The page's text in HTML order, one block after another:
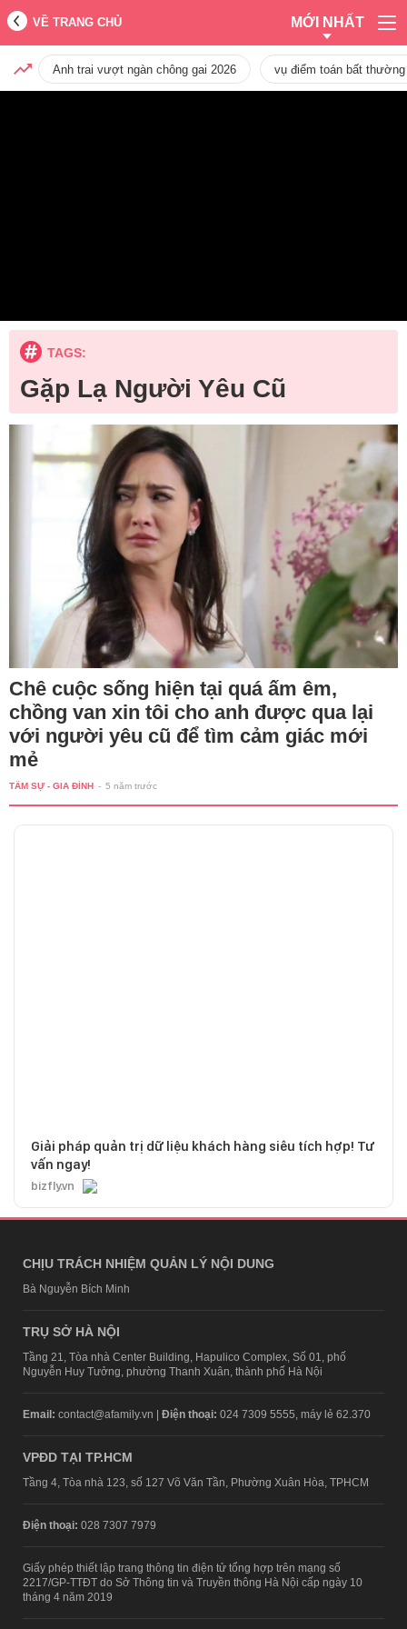
VỀ TRANG CHỦ MỚI NHẤT
Anh trai vượt ngàn chông gai 2026 vụ điểm toán bất
TAGS:
Gặp Lạ Người Yêu Cũ
Chê cuộc sống hiện tại quá ấm êm,
chồng van xin tôi cho anh được qua lại
với người yêu cũ để tìm cảm giác mới
mẻ
TÂM SỰ - GIA ĐÌNH - 5 năm trước
Giải pháp quản trị dữ liệu khách hàng siêu tích hợp! Tư
vấn ngay!
bizfly.vn
CHỊU TRÁCH NHIỆM QUẢN LÝ NỘI DUNG
Bà Nguyễn Bích Minh
TRỤ SỞ HÀ NỘI
Tầng 21, Tòa nhà Center Building, Hapulico Complex, Số 01, phố
Nguyễn Huy Tưởng, phường Thanh Xuân, thành phố Hà Nội
Email: contact@afamily.vn | Điện thoại: 024 7309 5555, máy lẻ 62.370
VPĐD TẠI TP.HCM
Tầng 4, Tòa nhà 123, số 127 Võ Văn Tần, Phường Xuân Hòa, TPHCM
Điện thoại: 028 7307 7979
Giấy phép thiết lập trang thông tin điện tử tổng hợp trên mạng số
2217/GP-TTĐT do Sở Thông tin và Truyền thông Hà Nội cấp ngày 10
tháng 4 năm 2019